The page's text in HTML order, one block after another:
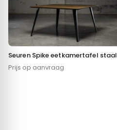
Seuren Spike eetkamertafel staal
Prijs op aanvraag